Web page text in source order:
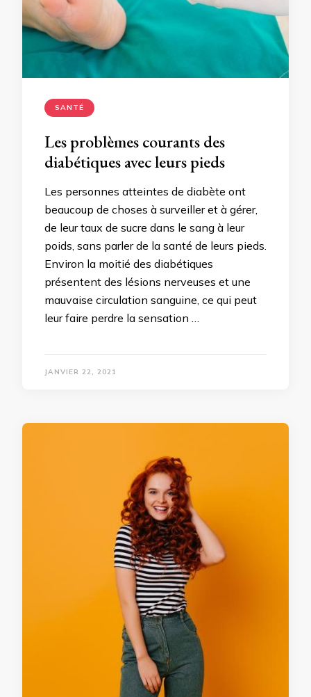
SANTÉ
Les problèmes courants des
diabétiques avec leurs pieds
Les personnes atteintes de diabète ont
beaucoup de choses à surveiller et à gérer,
de leur taux de sucre dans le sang à leur
poids, sans parler de la santé de leurs pieds.
Environ la moitié des diabétiques
présentent des lésions nerveuses et une
mauvaise circulation sanguine, ce qui peut
leur faire perdre la sensation …
JANVIER 22, 2021